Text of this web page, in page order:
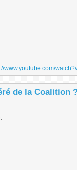
www.youtube.com/
de la Coalition ?